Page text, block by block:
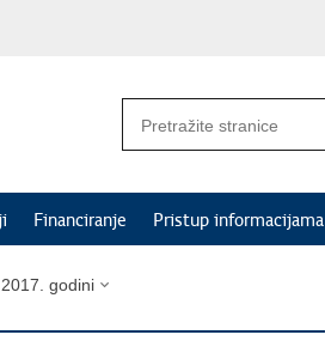
Financiranje Pristup informacijama
godini